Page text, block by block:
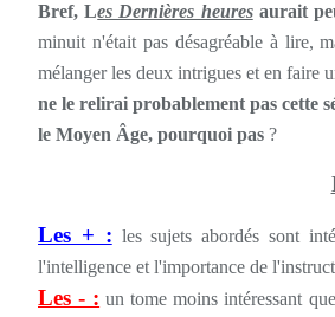
Bref, Les Dernières heuresaurait
minuit n'était pas désagréable à lire,
mélanger les deux intrigues et en faire
ne le relirai probablement pas cette
le Moyen Âge, pourquoi pas ?
Les + : les sujets abordés sont
l'intelligence et l'importance de
Les - : un tome moins intéressant